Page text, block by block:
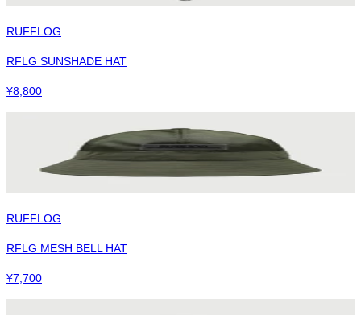
RUFFLOG
RFLG SUNSHADE HAT
¥8,800
RUFFLOG
RFLG MESH BELL HAT
¥7,700